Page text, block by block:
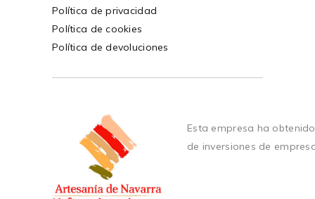
Política de privacidad
Política de cookies
Política de devoluciones
Esta empresa ha
de inversiones de